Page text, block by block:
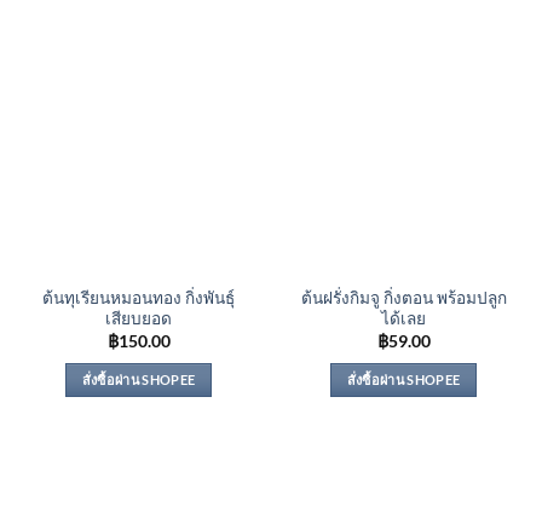
ต้นทุเรียนหมอนทอง กิ่งพันธุ์
เสียบยอด
฿150.00
สั่งซื้อผ่าน SHOPEE
ต้นฝรั่งกิมจู กิ่งตอน พร้อมปลูก
ได้เลย
฿59.00
สั่งซื้อผ่าน SHOPEE